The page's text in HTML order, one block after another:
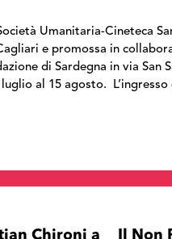
Umanitaria-Cineteca
e promossa in
di Sardegna in via San
al 15 agosto. L’ingresso